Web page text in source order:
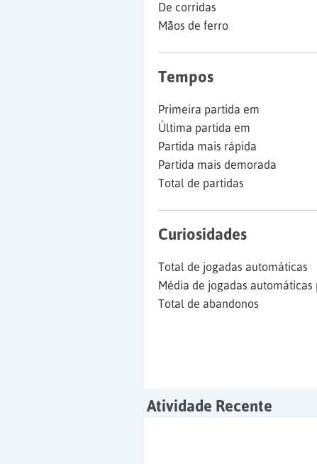
De corridas
Mãos de ferro
Tempos
Primeira partida em
Última partida em
Partida mais rápida
Partida mais demorada
Total de partidas
Curiosidades
Total de jogadas automáticas
Média de jogadas automáticas
Total de abandonos
Atividade Recente